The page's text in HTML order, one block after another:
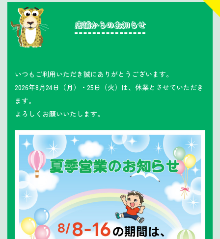
いつもご利用いただき誠にありがとうございます。
2026年8月24日（月）・25日（火）は、休業とさせていただき
ます。
よろしくお願いいたします。